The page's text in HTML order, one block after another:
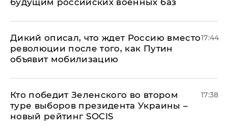
будущим российских военных баз
Дикий описал, что ждет Россию вместо
революции после того, как Путин
объявит мобилизацию
17:44
Кто победит Зеленского во втором
туре выборов президента Украины –
новый рейтинг SOCIS
17:38